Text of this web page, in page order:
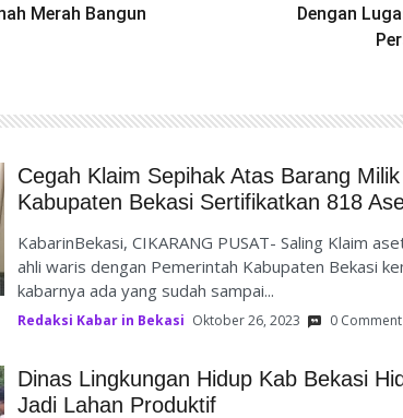
Merah Bangun
Dengan
Cegah Klaim Sepihak Atas Barang
Kabupaten Bekasi Sertifikatkan 818
KabarinBekasi, CIKARANG PUSAT- Saling Klaim
ahli waris dengan Pemerintah Kabupaten Bekasi
kabarnya ada yang sudah sampai...
Redaksi Kabar in Bekasi Oktober 26, 2023 0 Comment
Dinas Lingkungan Hidup Kab Bekasi
Jadi Lahan Produktif